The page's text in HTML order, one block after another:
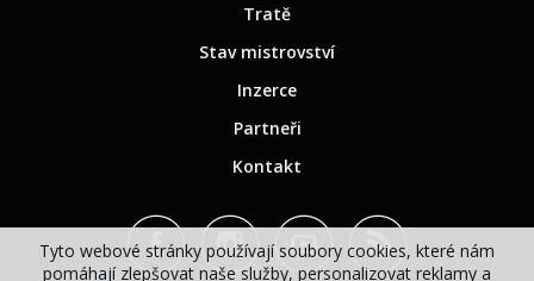
Tyto webové stránky používají soubory cookies, které nám
pomáhají zlepšovat naše služby, personalizovat reklamy a
Tratě
Stav mistrovství
Inzerce
Partneři
Kontakt